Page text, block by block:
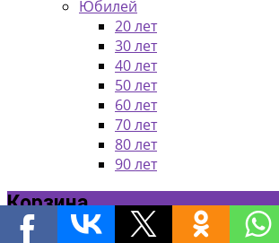
Юбилей
20 лет
30 лет
40 лет
50 лет
60 лет
70 лет
80 лет
90 лет
Корзина